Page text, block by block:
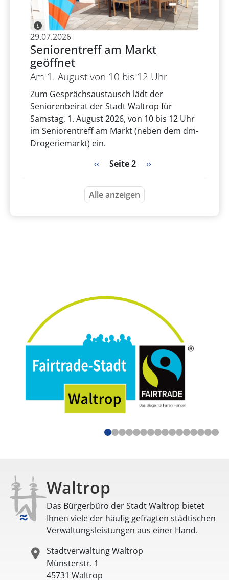
29.07.2026
Seniorentreff am Markt
geöffnet
Am 1. August von 10 bis 12 Uhr
Zum Gesprächsaustausch lädt der
Seniorenbeirat der Stadt Waltrop für
Samstag, 1. August 2026, von 10 bis 12 Uhr
im Seniorentreff am Markt (neben dem dm-
Drogeriemarkt) ein.
Seitennummerierung
Vorherige Seite
‹‹ Seite 2 Nächste Seite
››
Alle anzeigen
Waltrop
Das Bürgerbüro der Stadt Waltrop bietet
Ihnen viele der häufig gefragten städtischen
Verwaltungsleistungen aus einer Hand.
Stadtverwaltung Waltrop
Münsterstr. 1
45731 Waltrop